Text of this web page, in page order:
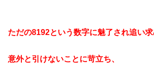
ただの8192という数字に魅了され追い求
意外と引けないことに苛立ち、